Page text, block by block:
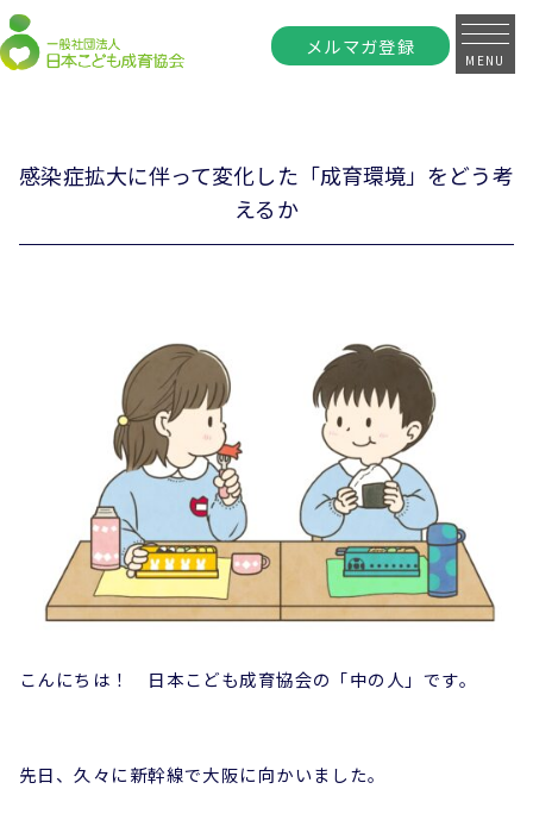
メルマガ登録
MENU
感染症拡大に伴って変化した「成育環境」をどう考
えるか
こんにちは！ 日本こども成育協会の「中の人」です。
先日、久々に新幹線で大阪に向かいました。